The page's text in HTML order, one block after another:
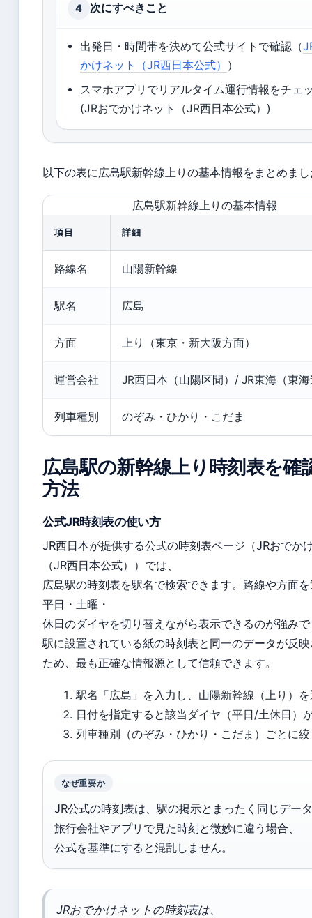
4 次にすべきこと
出発日・時間帯を決めて公式サイトで確認（
かけネット（JR西日本公式） ）
スマホアプリでリアルタイム運行情報をチェ
(JRおでかけネット（JR西日本公式）)
以下の表に広島駅新幹線上りの基本情報をまとめま
広島駅新幹線上りの基本情報
項目 詳細
路線名 山陽新幹線
駅名 広島
方面 上り（東京・新大阪方面）
運営会社 JR西日本（山陽区間）/ JR東海（東
列車種別 のぞみ・ひかり・こだま
広島駅の新幹線上り時刻表を確
方法
公式JR時刻表の使い方
JR西日本が提供する公式の時刻表ページ（JRおでか
（JR西日本公式））では、
広島駅の時刻表を駅名で検索できます。路線や方面
平日・土曜・
休日のダイヤを切り替えながら表示できるのが強み
駅に設置されている紙の時刻表と同一のデータが反
ため、最も正確な情報源として信頼できます。
駅名「広島」を入力し、山陽新幹線（上り）
日付を指定すると該当ダイヤ（平日/土休日）
列車種別（のぞみ・ひかり・こだま）ごとに
なぜ重要か
JR公式の時刻表は、駅の掲示とまったく同じデー
旅行会社やアプリで見た時刻と微妙に違う場合、
公式を基準にすると混乱しません。
JRおでかけネットの時刻表は、